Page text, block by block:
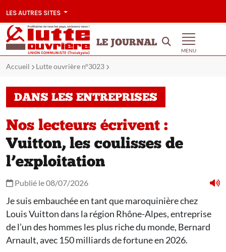
LES AUTRES SITES
LE JOURNAL
MENU
Accueil Lutte ouvrière n°3023
DANS LES ENTREPRISES
Nos lecteurs écrivent :
Vuitton, les coulisses de
l’exploitation
Publié le 08/07/2026
Je suis embauchée en tant que maroquinière chez
Louis Vuitton dans la région Rhône-Alpes, entreprise
de l’un des hommes les plus riche du monde, Bernard
Arnault, avec 150 milliards de fortune en 2026.